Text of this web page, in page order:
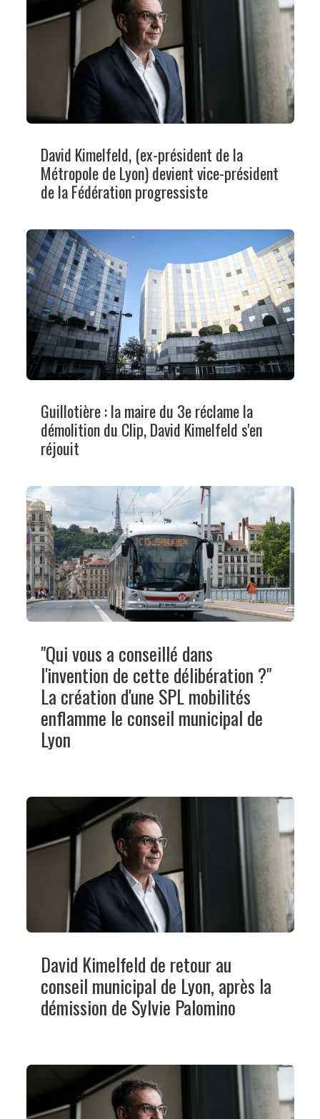
David Kimelfeld, (ex-président de la
Métropole de Lyon) devient vice-président
de la Fédération progressiste
Guillotière : la maire du 3e réclame la
démolition du Clip, David Kimelfeld s'en
réjouit
"Qui vous a conseillé dans
l'invention de cette délibération ?"
La création d'une SPL mobilités
enflamme le conseil municipal de
Lyon
David Kimelfeld de retour au
conseil municipal de Lyon, après la
démission de Sylvie Palomino